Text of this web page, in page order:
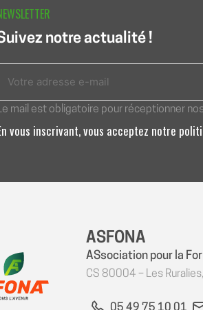
notre actualité !
mail est obligatoire pour réceptionner
vous inscrivant, vous acceptez notre
ASFONA
ASsociation pour la
CS 80004 – Les